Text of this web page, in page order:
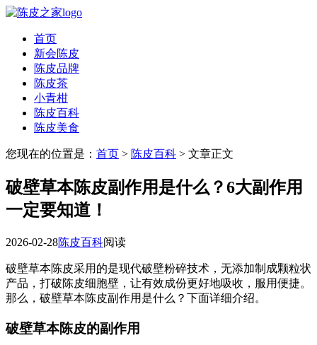
首页
新会陈皮
陈皮品牌
陈皮茶
小青柑
陈皮百科
陈皮美食
您现在的位置是： 首页 > 陈皮百科 > 文章正文
破壁草本陈皮副作用是什么？6大副作用
一定要知道！
2026-02-28陈皮百科阅读
破壁草本陈皮采用的是现代破壁粉碎技术，无添加制成颗粒状
产品，打破陈皮细胞壁，让有效成份更好地吸收，服用便捷。
那么，破壁草本陈皮副作用是什么？下面详细介绍。
破壁草本陈皮的副作用